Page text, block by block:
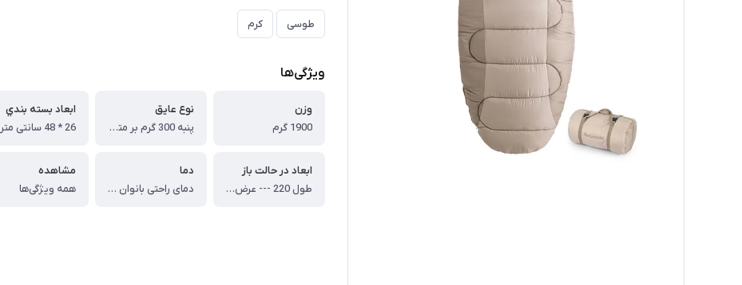
طوسی کرم
ویژگی‌ها
وزن
1900 گرم
نوع عايق
پنبه 300 گرم بر متر مربع
ابعاد بسته بندي
26 * 48 سانتی متر
ابعاد در حالت باز
طول 220 --- عرض 95 سانتی متر
دما
دمای راحتی بانوان : 6 درجه ، دمای راحتی آقایان : 1 درجه ، دمای خطرناک : 9- درجه
مشاهده
همه ویژگی‌ها